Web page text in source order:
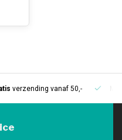
verzending vanaf 50,-